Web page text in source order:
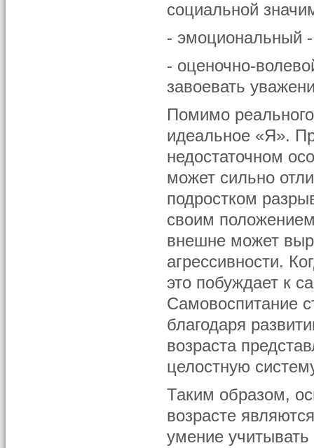
социальной
- эмоциональный
- оценочно-
завоевать
Помимо
идеальное «Я».
недостаточном
может сильно
подростком
своим
внешне может
агрессивности.
это побуждает к
Самовоспитание
благодаря
возраста
целостную
Таким образом,
возрасте
умение